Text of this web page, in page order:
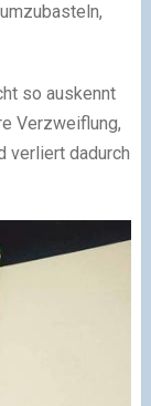
so auskennt
Verzweiflung,
verliert dadurch